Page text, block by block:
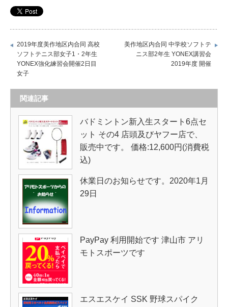
2019年度美作地区内合同 高校
ソフトテニス部女子1・2年生
YONEX強化練習会開催2日目
女子
美作地区内合同 中学校ソフトテ
ニス部2年生 YONEX講習会
2019年度 開催
関連記事
バドミントン新入生スタート6点セ
ット その4 店頭及びヤフー店で、
販売中です。 価格:12,600円(消費税
込)
休業日のお知らせです。2020年1月
29日
PayPay 利用開始です 津山市 アリ
モトスポーツです
エスエスケイ SSK 野球スパイク